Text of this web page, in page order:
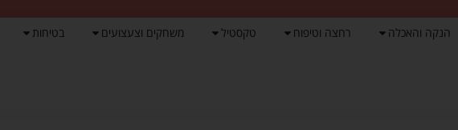
הנקה והאכלה רחצה וטיפוח טקסטיל משחקים וצעצועים בטיחות